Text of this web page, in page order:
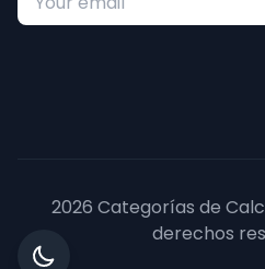
2026 Categorías de
derechos